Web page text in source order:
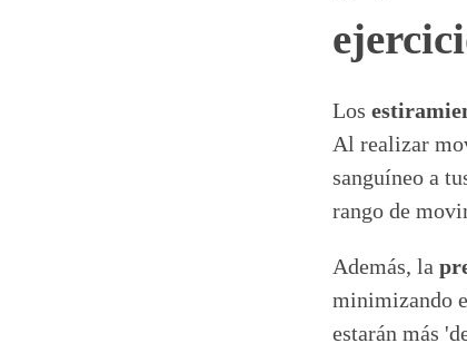
Los
Al realizar
sanguíneo a
rango de
Además, la
minimizando
estarán más